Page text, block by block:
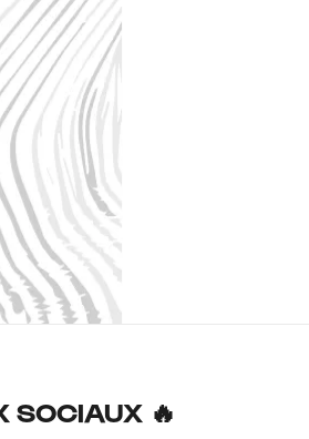
SOCIAUX 🔥